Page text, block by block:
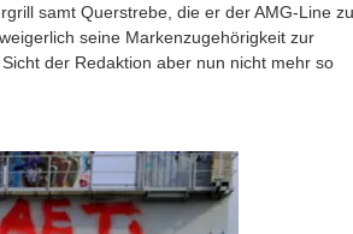
samt Querstrebe, die er der AMG-Line zu
seine Markenzugehörigkeit zur
der Redaktion aber nun nicht mehr so